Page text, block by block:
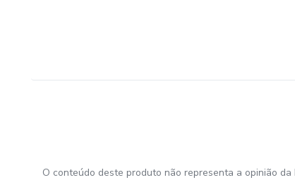
O conteúdo deste produto não representa a opinião